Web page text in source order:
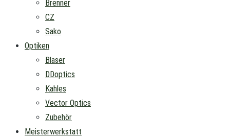
Brenner
CZ
Sako
Optiken
Blaser
DDoptics
Kahles
Vector Optics
Zubehör
Meisterwerkstatt